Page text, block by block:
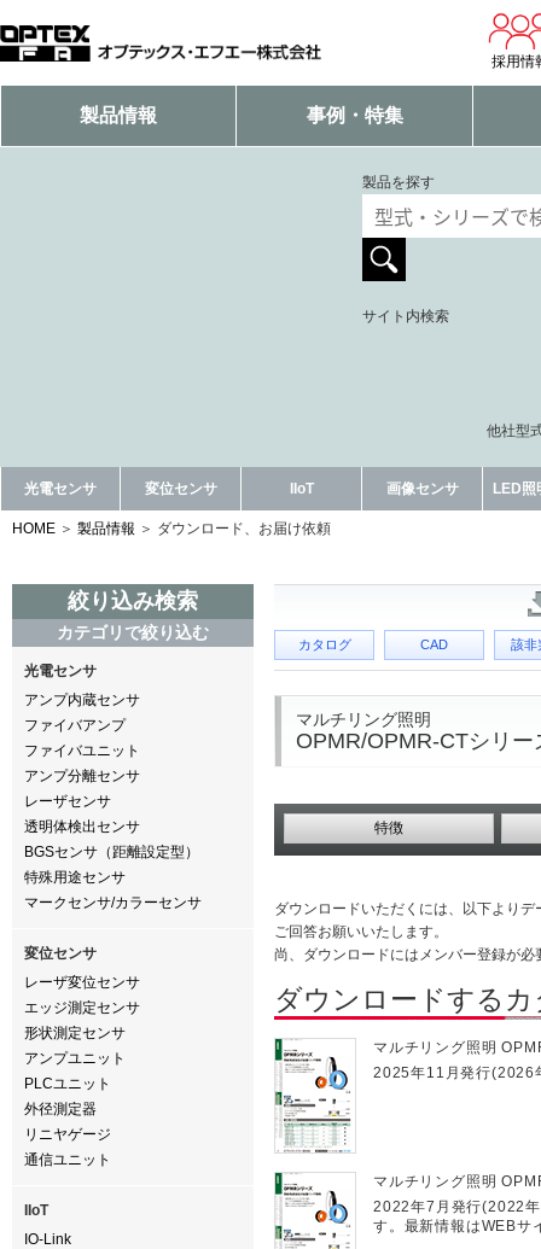
採用情
製品情報 事例・特集
製品を探す
サイト内検索
他社型
光電センサ 変位センサ IIoT 画像センサ LED照
HOME 製品情報 ダウンロード、お届け依頼
絞り込み検索
カテゴリで絞り込む
光電センサ
アンプ内蔵センサ
ファイバアンプ
ファイバユニット
アンプ分離センサ
レーザセンサ
透明体検出センサ
BGSセンサ（距離設定型）
特殊用途センサ
マークセンサ/カラーセンサ
変位センサ
レーザ変位センサ
エッジ測定センサ
形状測定センサ
アンプユニット
PLCユニット
外径測定器
リニヤゲージ
通信ユニット
IIoT
IO-Link
カタログ CAD 該非
マルチリング照明
OPMR/OPMR-CTシリー
特徴
ダウンロードいただくには、以下より
ご回答お願いいたします。
尚、ダウンロードにはメンバー登録が必
ダウンロードする
マルチリング照明
2025年11月発行(2026
マルチリング照明
2022年7月発行(2022
す。最新情報はWEBサ